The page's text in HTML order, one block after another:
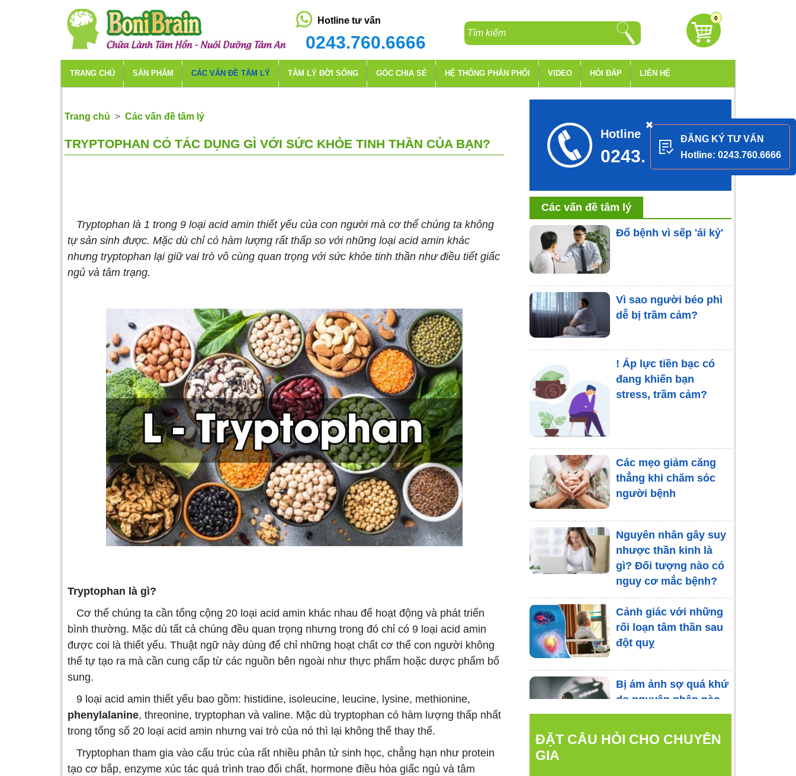
Hotline tư vấn
0243.760.6666
0
TRANG CHỦ SẢN PHẨM CÁC VẤN ĐỀ TÂM LÝ TÂM LÝ ĐỜI SỐNG GÓC CHIA SẺ HỆ THỐNG PHÂN PHỐI VIDEO HỎI ĐÁP LIÊN HỆ
Trang chủ Các vấn đề tâm lý
TRYPTOPHAN CÓ TÁC DỤNG GÌ VỚI SỨC KHỎE TINH THẦN CỦA BẠN?
Tryptophan là 1 trong 9 loại acid amin thiết yếu của con người mà cơ thể chúng ta không
tự sản sinh được. Mặc dù chỉ có hàm lượng rất thấp so với những loại acid amin khác
nhưng tryptophan lại giữ vai trò vô cùng quan trọng với sức khỏe tinh thần như điều tiết giấc
ngủ và tâm trạng.
Tryptophan là gì?
Cơ thể chúng ta cần tổng cộng 20 loại acid amin khác nhau để hoạt động và phát triển
bình thường. Mặc dù tất cả chúng đều quan trọng nhưng trong đó chỉ có 9 loại acid amin
được coi là thiết yếu. Thuật ngữ này dùng để chỉ những hoạt chất cơ thể con người không
thể tự tạo ra mà cần cung cấp từ các nguồn bên ngoài như thực phẩm hoặc dược phẩm bổ
sung.
9 loại acid amin thiết yếu bao gồm: histidine, isoleucine, leucine, lysine, methionine,
phenylalanine, threonine, tryptophan và valine. Mặc dù tryptophan có hàm lượng thấp nhất
trong tổng số 20 loại acid amin nhưng vai trò của nó thì lại không thể thay thế.
Tryptophan tham gia vào cấu trúc của rất nhiều phân tử sinh học, chẳng hạn như protein
tạo cơ bắp, enzyme xúc tác quá trình trao đổi chất, hormone điều hòa giấc ngủ và tâm
Hotline tư vấn
0243.760.6666
Các vấn đề tâm lý
Đổ bệnh vì sếp 'ái kỷ'
Vì sao người béo phì
dễ bị trầm cảm?
! Áp lực tiền bạc có
đang khiến bạn
stress, trầm cảm?
Các mẹo giảm căng
thẳng khi chăm sóc
người bệnh
Nguyên nhân gây suy
nhược thần kinh là
gì? Đối tượng nào có
nguy cơ mắc bệnh?
Cảnh giác với những
rối loạn tâm thần sau
đột quỵ
Bị ám ảnh sợ quá khứ
do nguyên nhân nào
gây ra?
ĐẶT CÂU HỎI CHO CHUYÊN
GIA
ĐĂNG KÝ TƯ VẤN
Hotline: 0243.760.6666